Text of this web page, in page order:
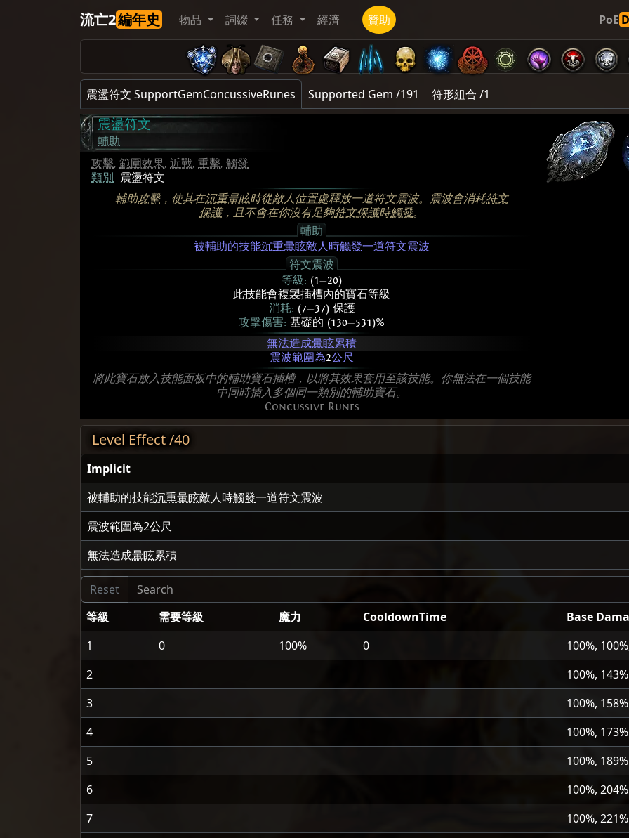
流亡2編年史 物品 詞綴 任務 經濟 贊助 PoE
震盪符文 SupportGemConcussiveRunes Supported Gem /191
符形組合 /1
震盪符文
輔助
攻擊, 範圍效果, 近戰, 重擊, 觸發
類別 : 震盪符文
輔助攻擊，使其在沉重暈眩時從敵人位置處釋放一道符文震波。震波會消耗符文
保護，且不會在你沒有足夠符文保護時觸發。
輔助
被輔助的技能沉重暈眩敵人時觸發一道符文震波
符文震波
等級: (1—20)
此技能會複製插槽內的寶石等級
消耗: (7—37) 保護
攻擊傷害: 基礎的 (130—531)%
無法造成暈眩累積
震波範圍為2公尺
將此寶石放入技能面板中的輔助寶石插槽，以將其效果套用至該技能。你無法在一個技能
中同時插入多個同一類別的輔助寶石。
Concussive Runes
Level Effect /40
Implicit
被輔助的技能沉重暈眩敵人時觸發一道符文震波
震波範圍為2公尺
無法造成暈眩累積
等級 需要等級 魔力 CooldownTime
Base
1
0 100% 0
100%,
2
100%, 143%
3
100%, 158%
4
100%, 173%
5
100%, 189%
6
100%, 204%
7
100%, 221%